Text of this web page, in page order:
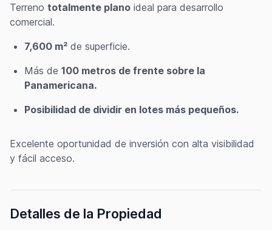
Terreno totalmente plano ideal para desarrollo
comercial.
7,600 m² de superficie.
Más de 100 metros de frente sobre la
Panamericana.
Posibilidad de dividir en lotes más pequeños.
Excelente oportunidad de inversión con alta visibilidad
y fácil acceso.
Detalles de la Propiedad